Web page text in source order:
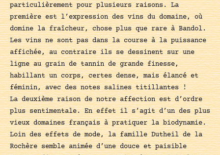
particulièrement pour plusieurs raisons. La
première est l’expression des vins du domaine, où
domine la fraîcheur, chose plus que rare à Bandol.
Les vins ne sont pas dans la course à la puissance
affichée, au contraire ils se dessinent sur une
ligne au grain de tannin de grande finesse,
habillant un corps, certes dense, mais élancé et
féminin, avec des notes salines titillantes !
La deuxième raison de notre affection est d’ordre
plus sentimentale. En effet il s’agit d’un des plus
vieux domaines français à pratiquer la biodynamie.
Loin des effets de mode, la famille Dutheil de la
Rochère semble animée d’une douce et paisible